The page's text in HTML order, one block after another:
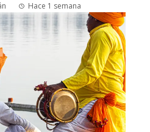
Hace 1 semana